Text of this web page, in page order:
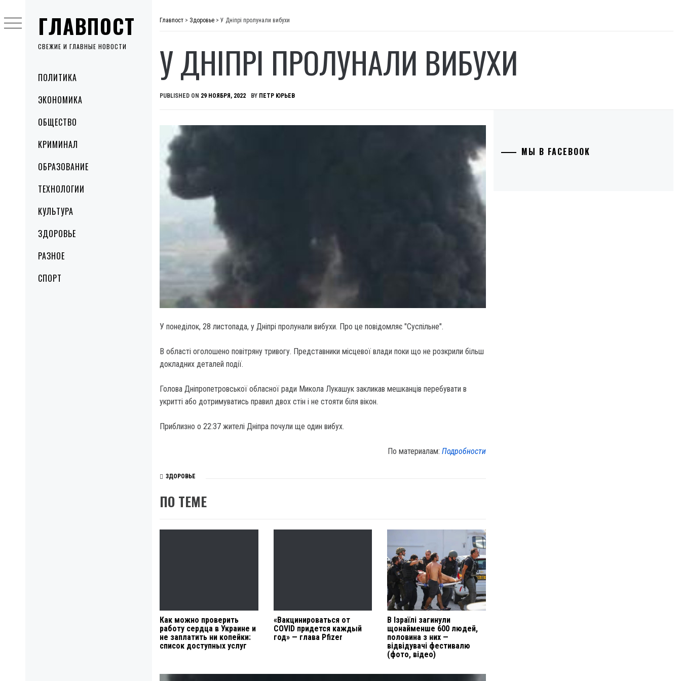
ГЛАВПОСТ
СВЕЖИЕ И ГЛАВНЫЕ НОВОСТИ
MenuПОЛИТИКА
ЭКОНОМИКА
ОБЩЕСТВО
КРИМИНАЛ
ОБРАЗОВАНИЕ
ТЕХНОЛОГИИ
КУЛЬТУРА
ЗДОРОВЬЕ
РАЗНОЕ
СПОРТ
to
content
Главпост > Здоровье > У Дніпрі пролунали вибухи
У ДНІПРІ ПРОЛУНАЛИ ВИБУХИ
PUBLISHED ON 29 НОЯБРЯ, 2022 BY ПЕТР ЮРЬЕВ
У понеділок, 28 листопада, у Дніпрі пролунали вибухи. Про це повідомляє "Суспільне".
В області оголошено повітряну тривогу. Представники місцевої влади поки що не розкрили більш
докладних деталей події.
Голова Дніпропетровської обласної ради Микола Лукашук закликав мешканців перебувати в
укритті або дотримуватись правил двох стін і не стояти біля вікон.
Приблизно о 22:37 жителі Дніпра почули ще один вибух.
По материалам:Подробности
ЗДОРОВЬЕ
ПО ТЕМЕ
Как можно проверить
работу сердца в Украине и
не заплатить ни копейки:
список доступных услуг
«Вакцинироваться от
COVID придется каждый
год» — глава Pfizer
В Ізраїлі загинули
щонайменше 600 людей,
половина з них —
відвідувачі фестивалю
(фото, відео)
МЫ В FACEBOOK